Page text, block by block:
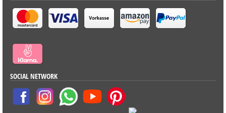
SOCIAL NETWORK